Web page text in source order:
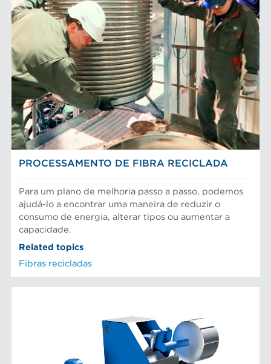
Cestos peneira
Discos e insertos do refinador
Elementos do filtro
Placas depuradoras
Rotores de depurador
MARCAS AFT
Depuradores Max
Refinação Finebar
Sistemas de aproximação POM
Tecnologia Aikawa
MERCADOS
Aproximação da máquina de papel
Cilindros e placas industriais
Depuração e separação de alimentos
Fibras químicas
Fibras recicladas
Pasta Mecanica
Refinação de fibras
Testes e laboratório
EQUIPAMENTO
Peneiras
Preparação do material
Sistema de aproximação
PROCESSAMENTO DE FIBRAS
PROCESSAMENTO DE FIBRA RECICLADA
Para um plano de melhoria passo a passo, podemos
ajudá-lo a encontrar uma maneira de reduzir o
consumo de energia, alterar tipos ou aumentar a
capacidade.
Related topics
Fibras recicladas